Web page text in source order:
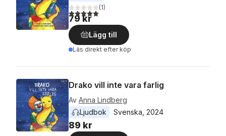
5,0utav 5 stjärnor. Totalt antal röster:
(1)
79 kr
Lägg till
Läs direkt efter köp
Drako vill inte vara farlig
Av Anna Lindberg
Ljudbok
Svenska 2024
89 kr